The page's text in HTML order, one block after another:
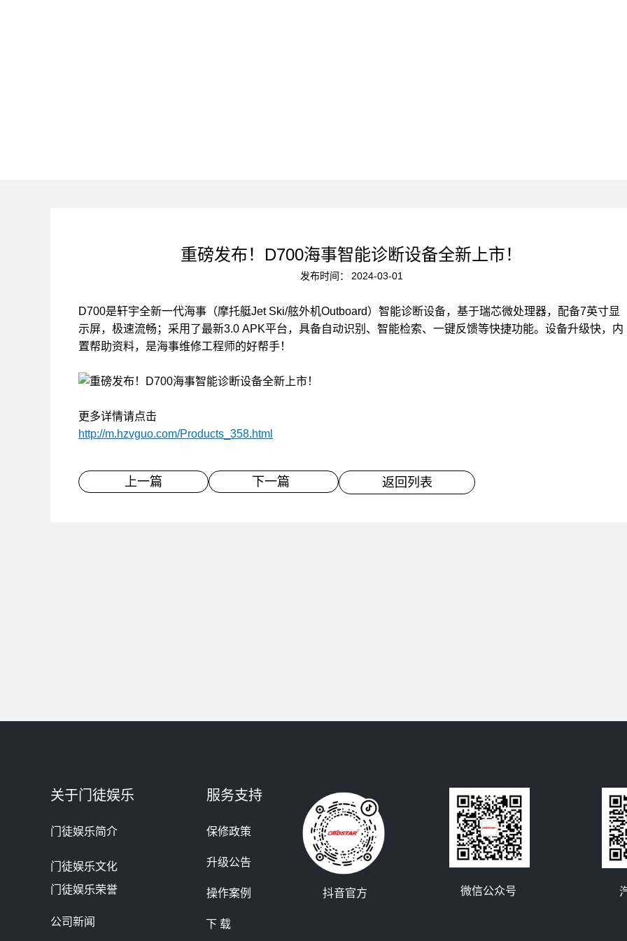
重磅发布！D700海事智能诊断设备全新上市！
发布时间： 2024-03-01
D700是轩宇全新一代海事（摩托艇Jet Ski/舷外机Outboard）智能诊断设备，基于瑞芯微处理器，配备7英寸显
示屏，极速流畅；采用了最新3.0 APK平台，具备自动识别、智能检索、一键反馈等快捷功能。设备升级快，内
置帮助资料，是海事维修工程师的好帮手！
更多详情请点击
http://m.hzvguo.com/Products_358.html
上一篇 下一篇 返回列表
关于门徒娱乐
门徒娱乐简介
门徒娱乐荣誉
公司新闻
门徒娱乐文化
服务支持
保修政策
升级公告
操作案例
下 载
微信公众号
抖音官方